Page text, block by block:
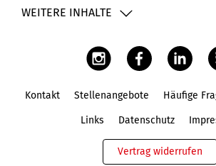
WEITERE INHALTE
Kontakt Stellenangebote Häufige
Links Datenschutz
Vertrag widerrufen